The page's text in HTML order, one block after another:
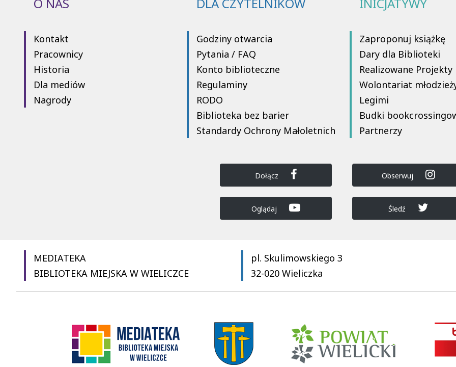
Kontakt
Pracownicy
Historia
Dla mediów
Nagrody
Godziny otwarcia
Pytania / FAQ
Konto biblioteczne
Regulaminy
RODO
Biblioteka bez barier
Standardy Ochrony Małoletnich
Zaproponuj książkę
Dary dla Biblioteki
Realizowane Projekty
Wolontariat
Legimi
Budki
Partnerzy
Dołącz
Oglądaj
Obserwuj
Śledź
MEDIATEKA
BIBLIOTEKA MIEJSKA W WIELICZCE
pl. Skulimowskiego 3
32-020 Wieliczka